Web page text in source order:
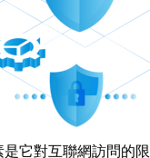
它對互聯網訪問